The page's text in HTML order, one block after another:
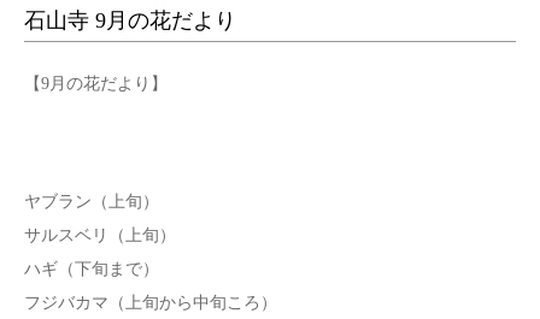
石山寺 9月の花だより
【9月の花だより】
ヤブラン（上旬）
サルスベリ（上旬）
ハギ（下旬まで）
フジバカマ（上旬から中旬ころ）